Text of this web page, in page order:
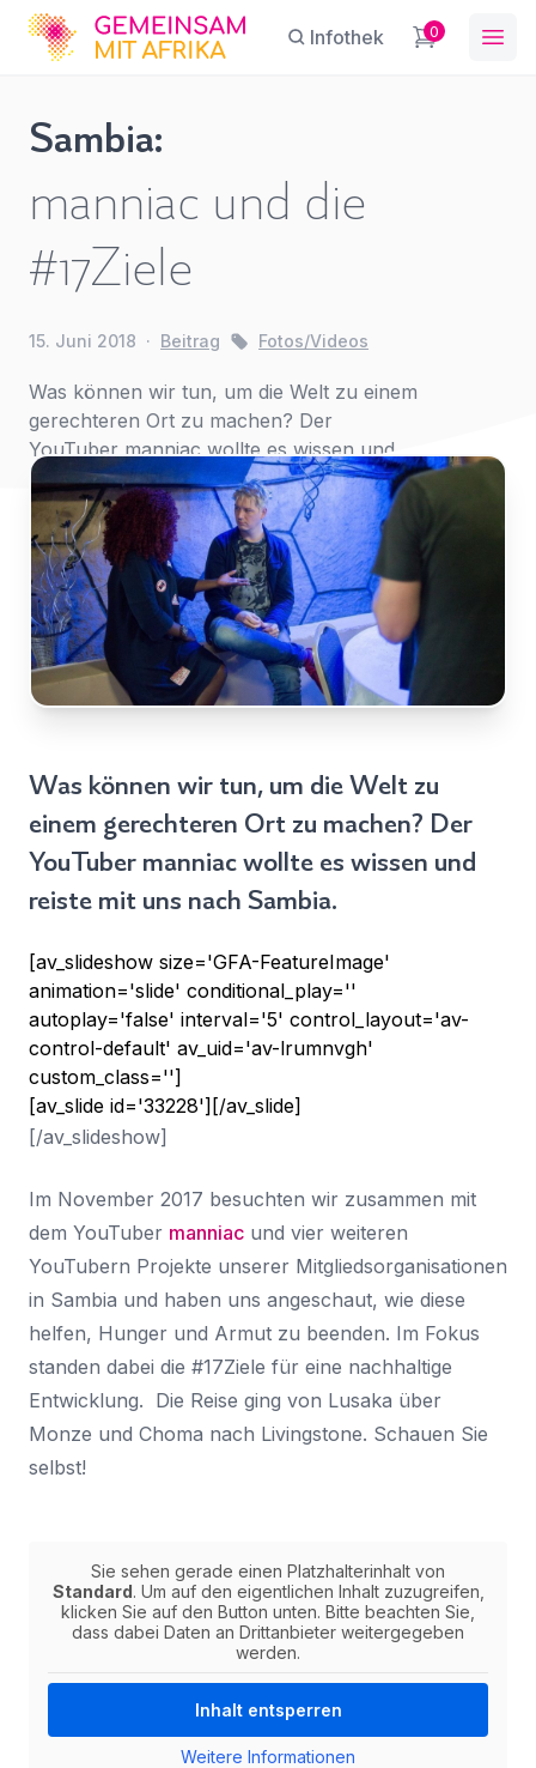
GFA Infothek 0
Sambia:
manniac und die
#17Ziele
15. Juni 2018 · Beitrag Fotos/Videos
Was können wir tun, um die Welt zu einem
gerechteren Ort zu machen? Der
YouTuber manniac wollte es wissen und
reiste mit uns nach Sambia.
Was können wir tun, um die Welt zu
einem gerechteren Ort zu machen? Der
YouTuber manniac wollte es wissen und
reiste mit uns nach Sambia.
[av_slideshow size='GFA-FeatureImage'
animation='slide' conditional_play=''
autoplay='false' interval='5' control_layout='av-
control-default' av_uid='av-lrumnvgh'
custom_class='']
[av_slide id='33228'][/av_slide]
[/av_slideshow]
Im November 2017 besuchten wir zusammen mit
dem YouTuber manniac und vier weiteren
YouTubern Projekte unserer Mitgliedsorganisationen
in Sambia und haben uns angeschaut, wie diese
helfen, Hunger und Armut zu beenden. Im Fokus
standen dabei die #17Ziele für eine nachhaltige
Entwicklung. Die Reise ging von Lusaka über
Monze und Choma nach Livingstone. Schauen Sie
selbst!
Sie sehen gerade einen Platzhalterinhalt von
Standard. Um auf den eigentlichen Inhalt zuzugreifen,
klicken Sie auf den Button unten. Bitte beachten Sie,
dass dabei Daten an Drittanbieter weitergegeben
werden.
Inhalt entsperren
Weitere Informationen
Sie haben eine Frage?
Name *
Betreff*
Nachricht
Bestätigen
stimme ihr zu.
Senden
Lisa
Laurent
mit uns
Reisen
Fotos/Videos
Für
den
Zugriff
anmelden
Ein Konto erstellen
First Name*
E-Mail-Adresse*
Land*
Wählen Sie Ihr Land...
Bundesland / Landkreis
Ihre persönlichen Daten werden verwendet, um Ihr
warum wir Ihre persönlichen Daten verwenden, können
Sie in unserer
Datenschutzerklärung nachlesen.
Registrieren
E-Mail-Adresse gesendet.
Sie haben bereits ein Konto?
Hier klicken um sich anzumelden
Abonnieren Sie unseren Newsletter
regelmäßige Updates.